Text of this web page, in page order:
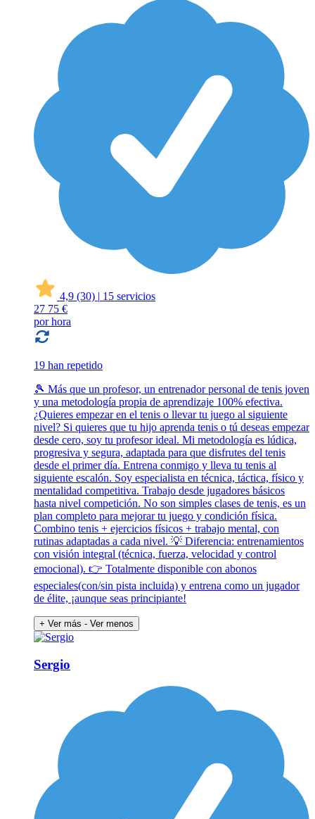
4,9 (30) | 15 servicios
27 75 €
por hora
19 han repetido
🎾 Más que un profesor, un entrenador personal de tenis joven
y una metodología propia de aprendizaje 100% efectiva.
¿Quieres empezar en el tenis o llevar tu juego al siguiente
nivel? Si quieres que tu hijo aprenda tenis o tú deseas empezar
desde cero, soy tu profesor ideal. Mi metodología es lúdica,
progresiva y segura, adaptada para que disfrutes del tenis
desde el primer día. Entrena conmigo y lleva tu tenis al
siguiente escalón. Soy especialista en técnica, táctica, físico y
mentalidad competitiva. Trabajo desde jugadores básicos
hasta nivel competición. No son simples clases de tenis, es un
plan completo para mejorar tu juego y condición física.
Combino tenis + ejercicios físicos + trabajo mental, con
rutinas adaptadas a cada nivel. 💡 Diferencia: entrenamientos
con visión integral (técnica, fuerza, velocidad y control
emocional). 👉 Totalmente disponible con abonos
especiales(con/sin pista incluida) y entrena como un jugador
de élite, ¡aunque seas principiante!
+ Ver más - Ver menos
Sergio